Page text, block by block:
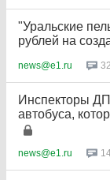
"Уральские
рублей на
news@e1.ru 32
Инспекторы
автобуса,
news@e1.ru